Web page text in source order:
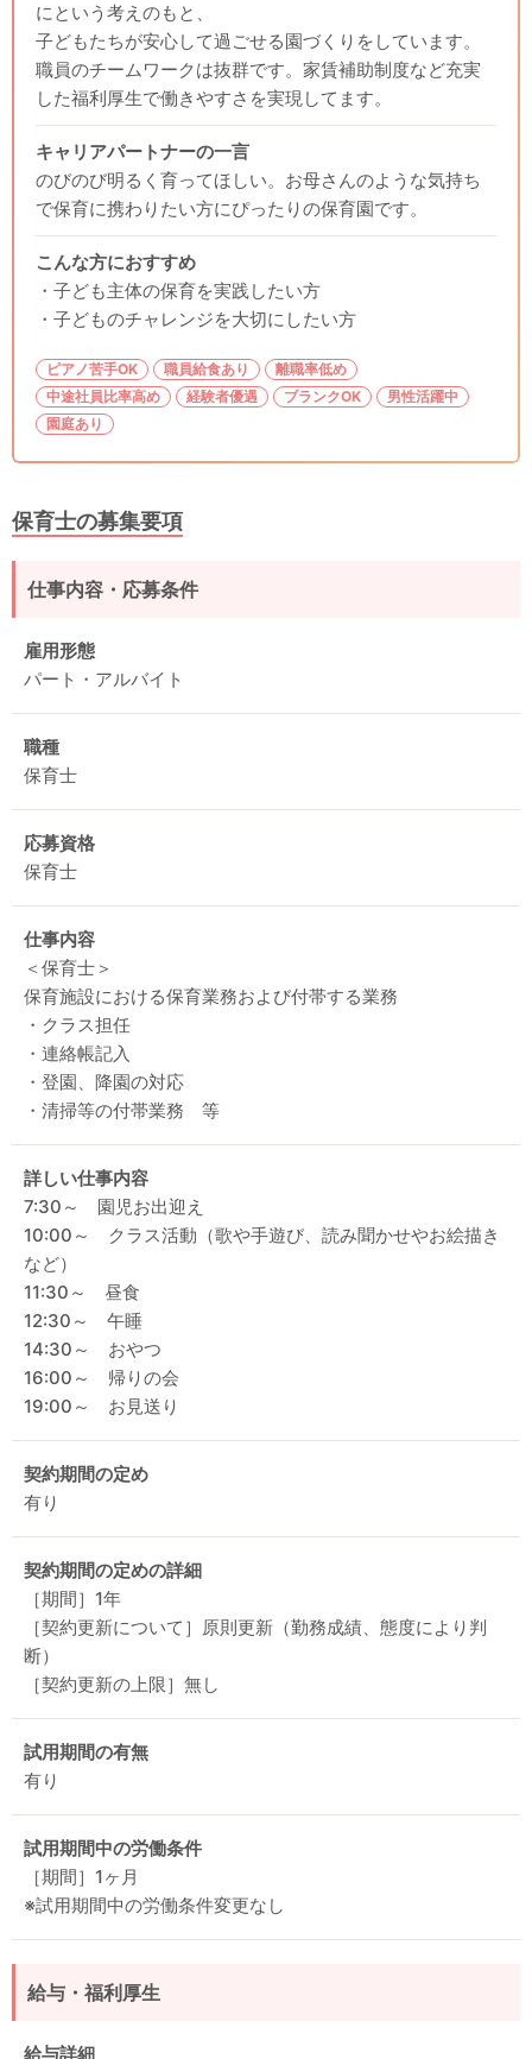
にという考えのもと、
子どもたちが安心して過ごせる園づくりをしています。
職員のチームワークは抜群です。家賃補助制度など充実
した福利厚生で働きやすさを実現してます。
キャリアパートナーの一言
のびのび明るく育ってほしい。お母さんのような気持ち
で保育に携わりたい方にぴったりの保育園です。
こんな方におすすめ
・子ども主体の保育を実践したい方
・子どものチャレンジを大切にしたい方
ピアノ苦手OK 職員給食あり
離職率低め
中途社員比率高め
経験者優遇 ブランクOK
男性活躍中
園庭あり
保育士の募集要項
仕事内容・応募条件
雇用形態
パート・アルバイト
職種
保育士
応募資格
保育士
仕事内容
＜保育士＞
保育施設における保育業務および付帯する業務
・クラス担任
・連絡帳記入
・登園、降園の対応
・清掃等の付帯業務 等
詳しい仕事内容
7:30～ 園児お出迎え
10:00～ クラス活動（歌や手遊び、読み聞かせやお絵描き
など）
11:30～ 昼食
12:30～ 午睡
14:30～ おやつ
16:00～ 帰りの会
19:00～ お見送り
契約期間の定め
有り
契約期間の定めの詳細
［期間］1年
［契約更新について］原則更新（勤務成績、態度により判
断）
［契約更新の上限］無し
試用期間の有無
有り
試用期間中の労働条件
［期間］1ヶ月
※試用期間中の労働条件変更なし
給与・福利厚生
給与詳細